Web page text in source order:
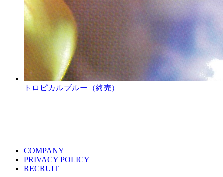
トロピカルブルー（終売）
COMPANY
PRIVACY POLICY
RECRUIT